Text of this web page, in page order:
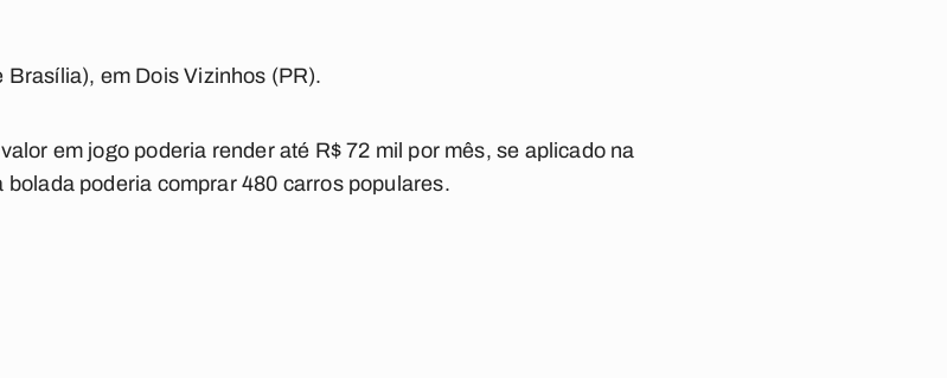
em Dois Vizinhos (PR).
em jogo poderia render até R$ 72 mil por mês, se aplicado na
poderia comprar 480 carros populares.